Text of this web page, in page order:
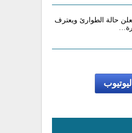
حالة الطوارئ ويعترف